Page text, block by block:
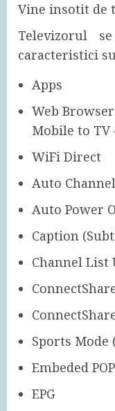
Vine insotit de
Televizorul
caracteristici
Apps
Web
Mobile to
WiFi Direct
Auto
Auto Power
Caption
Channel List
Sports Mode
Embeded POP
EPG